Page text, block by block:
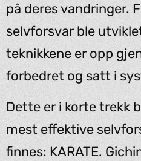
på deres vandringer.
selvforsvar ble
teknikkene er opp
forbedret og satt i
Dette er i korte trekk
mest effektive
finnes: KARATE.